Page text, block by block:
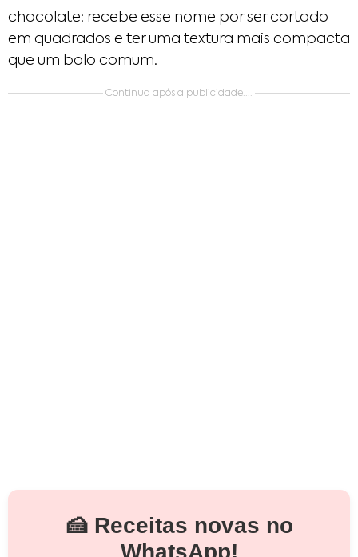
chocolate: recebe esse nome por ser cortado
em quadrados e ter uma textura mais compacta
que um bolo comum.
Continua após a publicidade....
🍰 Receitas novas no
WhatsApp!